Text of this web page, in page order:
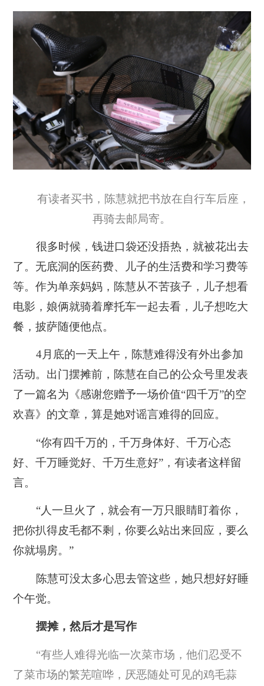
有读者买书，陈慧就把书放在自行车后座，
再骑去邮局寄。
很多时候，钱进口袋还没捂热，就被花出去
了。无底洞的医药费、儿子的生活费和学习费等
等。作为单亲妈妈，陈慧从不苦孩子，儿子想看
电影，娘俩就骑着摩托车一起去看，儿子想吃大
餐，披萨随便他点。
4月底的一天上午，陈慧难得没有外出参加
活动。出门摆摊前，陈慧在自己的公众号里发表
了一篇名为《感谢您赠予一场价值“四千万”的空
欢喜》的文章，算是她对谣言难得的回应。
“你有四千万的，千万身体好、千万心态
好、千万睡觉好、千万生意好”，有读者这样留
言。
“人一旦火了，就会有一万只眼睛盯着你，
把你扒得皮毛都不剩，你要么站出来回应，要么
你就塌房。”
陈慧可没太多心思去管这些，她只想好好睡
个午觉。
摆摊，然后才是写作
“有些人难得光临一次菜市场，他们忍受不
了菜市场的繁芜喧哗，厌恶随处可见的鸡毛蒜